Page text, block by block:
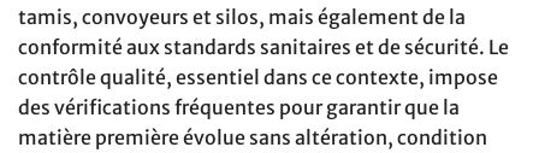
tamis, convoyeurs et silos, mais également de la
conformité aux standards sanitaires et de sécurité. Le
contrôle qualité, essentiel dans ce contexte, impose
des vérifications fréquentes pour garantir que la
matière première évolue sans altération, condition